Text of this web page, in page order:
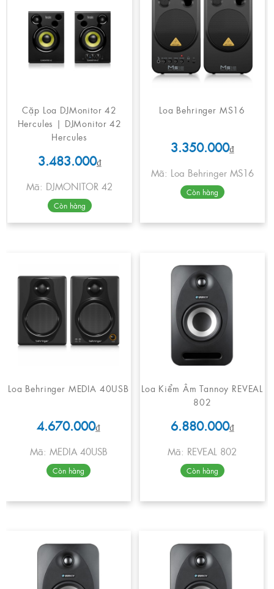
Cặp Loa DJMonitor 42
Hercules | DJMonitor 42
Hercules
3.483.000₫
Mã: DJMONITOR 42
Còn hàng
Loa Behringer MS16
3.350.000₫
Mã: Loa Behringer MS16
Còn hàng
Loa Behringer MEDIA 40USB
4.670.000₫
Mã: MEDIA 40USB
Còn hàng
Loa Kiểm Âm Tannoy REVEAL
802
6.880.000₫
Mã: REVEAL 802
Còn hàng